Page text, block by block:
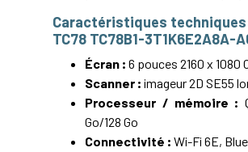
Caractéristiques
TC78 TC78B1-3T1K6E2A8A-
Écran : 6 pouces 2160 x 1080
Scanner : imageur 2D SE55
Processeur / mémoire :
Go/128 Go
Connectivité : Wi-Fi 6E,